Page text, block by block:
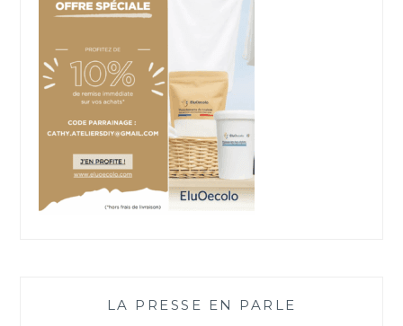
LA PRESSE EN PARLE